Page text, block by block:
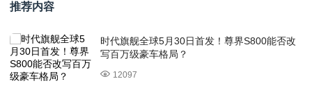
推荐内容
时代旗舰全球5月30日首发！尊界S800能否改
写百万级豪车格局？
12097